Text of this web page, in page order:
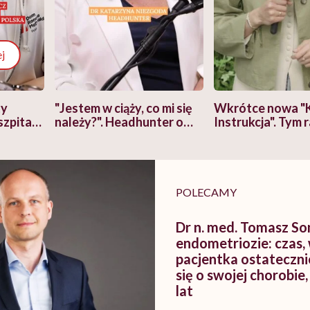
"Jestem w ciąży, co mi się
należy?". Headhunter o
pracy
Wkrótce nowa
Instrukcja". Tym
POLECAMY
Dr n. med. Tomasz
endometriozie: czas,
pacjentka
się o swojej
lat